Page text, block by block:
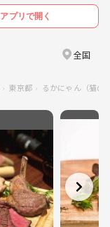
アプリで開く
全国
東京都 るかにゃん（猫の